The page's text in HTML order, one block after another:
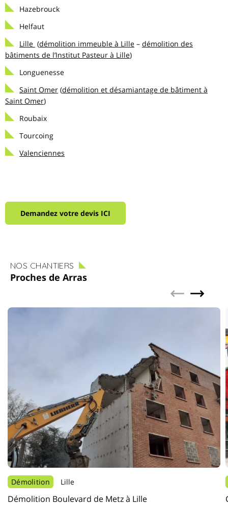
Hazebrouck
Helfaut
Lille (démolition immeuble à Lille – démolition des
bâtiments de l’Institut Pasteur à Lille)
Longuenesse
Saint Omer (démolition et désamiantage de bâtiment à
Saint Omer)
Roubaix
Tourcoing
Valenciennes
Demandez votre devis ICI
NOS CHANTIERS
Proches de Arras
Démolition Lille
Démolition Boulevard de Metz à Lille